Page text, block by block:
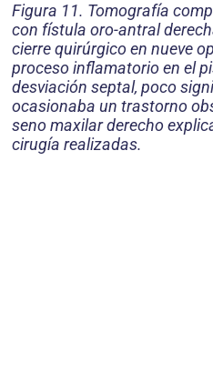
Figura 11. Tomografía
con fístula oro-antral
cierre quirúrgico en nueve
proceso inflamatorio en el
desviación septal, poco
ocasionaba un trastorno
seno maxilar derecho
cirugía realizadas.